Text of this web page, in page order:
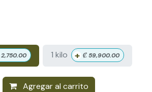
2,750.00 1 kilo + ₡59,900.00
Agregar al carrito